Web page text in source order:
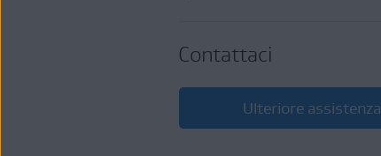
Contattaci
Ulteriore assistenza